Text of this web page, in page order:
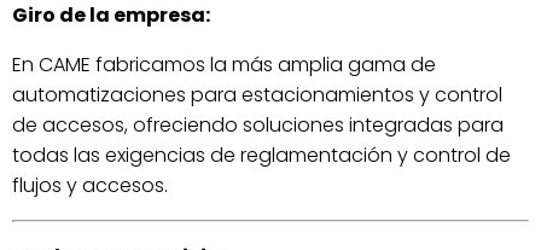
Giro de la empresa:
En CAME fabricamos la más amplia gama de
automatizaciones para estacionamientos y control
de accesos, ofreciendo soluciones integradas para
todas las exigencias de reglamentación y control de
flujos y accesos.